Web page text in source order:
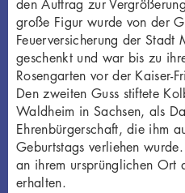
den Auftrag zur
große Figur wurde von der
Feuerversicherung der Stadt
geschenkt und war bis zu
Rosengarten vor der Kaiser-
Den zweiten Guss stiftete
Waldheim in Sachsen, als
Ehrenbürgerschaft, die ihm
Geburtstags verliehen
an ihrem ursprünglichen Ort
erhalten.